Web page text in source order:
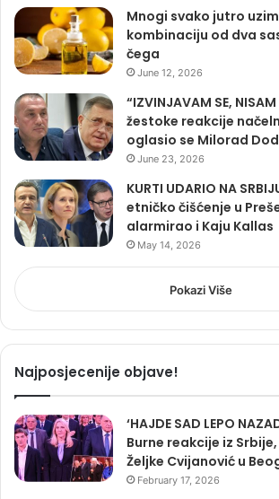
Mnogi svako jutro
kombinaciju od dva
čega
June 12, 2026
“IZVINJAVAM SE,
žestoke reakcije
oglasio se Milorad
June 23, 2026
KURTI UDARIO NA
etničko čišćenje u
alarmirao i Kaju Kallas
May 14, 2026
Pokazi Više
Najposjecenije objave!
‘HAJDE SAD LEPO
Burne reakcije iz
Željke Cvijanović u
February 17, 2026